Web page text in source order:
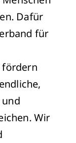
Dafür
für
fördern
Wir